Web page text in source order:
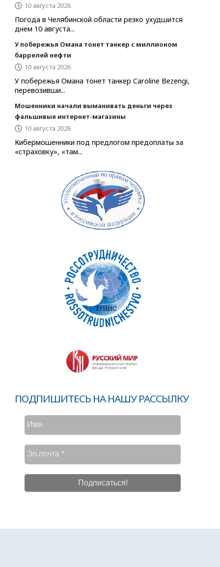
10 августа 2026
Погода в Челябинской области резко ухудшится
днем 10 августа...
У побережья Омана тонет танкер с миллионом
баррелей нефти
10 августа 2026
У побережья Омана тонет танкер Caroline Bezengi,
перевозивши...
Мошенники начали выманивать деньги через
фальшивые интернет-магазины
10 августа 2026
Кибермошенники под предлогом предоплаты за
«страховку», «там...
ПОДПИШИТЕСЬ НА НАШУ РАССЫЛКУ